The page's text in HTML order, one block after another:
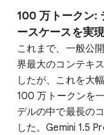
100 万トークン:
ースケースを実現
これまで、一般公
界最大のコンテキ
したが、これを大
100 万トークンを
デルの中で最長の
した。Gemini 1.5